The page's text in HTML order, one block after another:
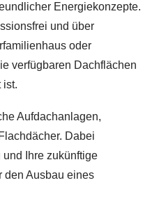
Energiekonzepte.
und über
oder
verfügbaren Dachflächen
ist.
Aufdachanlagen,
Dabei
Ihre zukünftige
den Ausbau eines